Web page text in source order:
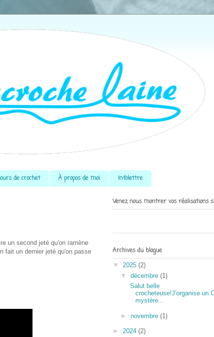
de crochet À propos de moi Infolettre
un second jeté qu'on ramène
fait un dernier jeté qu'on passe
Venez nous montrer vos réalisations
Archives du blogue
▼ 2025 (2)
▼ décembre (1)
Salut belle
crocheteuse!J'organise un
mystère...
► novembre (1)
► 2024 (2)